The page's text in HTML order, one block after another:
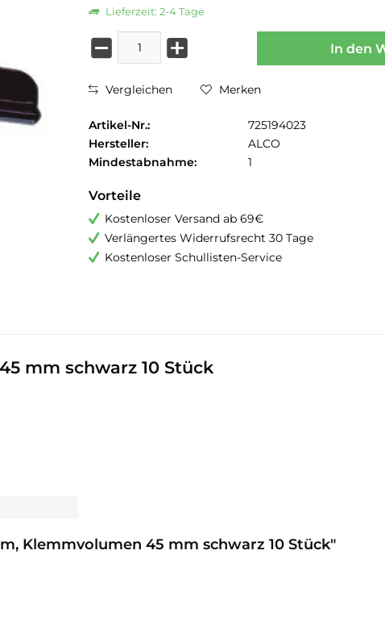
Lieferzeit: 2-4 Tage
In den
Vergleichen Merken
Artikel-Nr.:
725194023
Hersteller:
ALCO
Mindestabnahme:
1
Vorteile
Kostenloser Versand ab 69€
Verlängertes Widerrufsrecht 30 Tage
Kostenloser Schullisten-Service
mm schwarz 10 Stück
Klemmvolumen 45 mm schwarz 10 Stück"